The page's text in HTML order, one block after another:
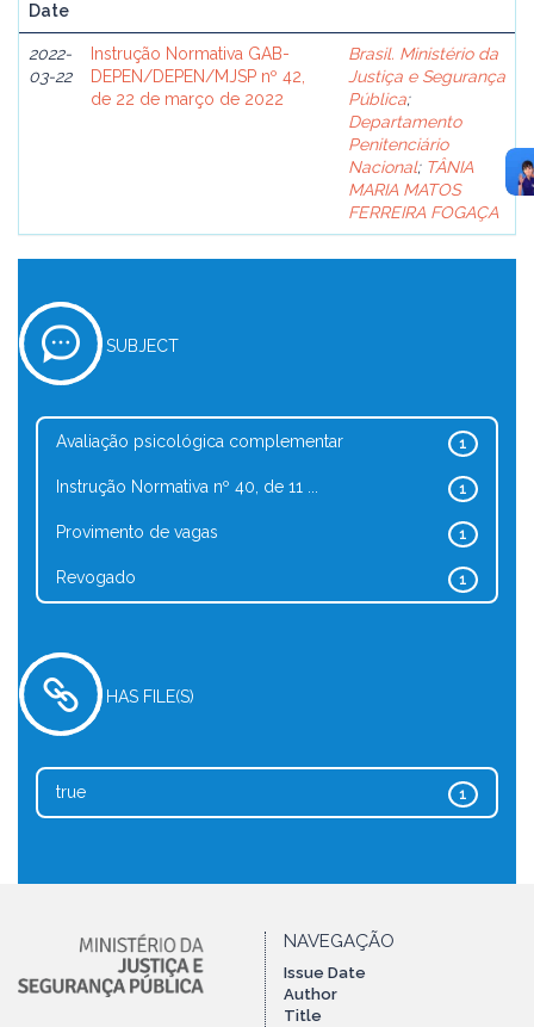
Date
2022-
03-22
Instrução Normativa GAB-
DEPEN/DEPEN/MJSP nº 42,
de 22 de março de 2022
Brasil. Ministério da
Justiça e Segurança
Pública;
Departamento
Penitenciário
Nacional; TÂNIA
MARIA MATOS
FERREIRA FOGAÇA
SUBJECT
1
Avaliação psicológica complementar
1
Instrução Normativa nº 40, de 11 ...
1
Provimento de vagas
1
Revogado
HAS FILE(S)
1
true
NAVEGAÇÃO
Issue Date
Author
Title